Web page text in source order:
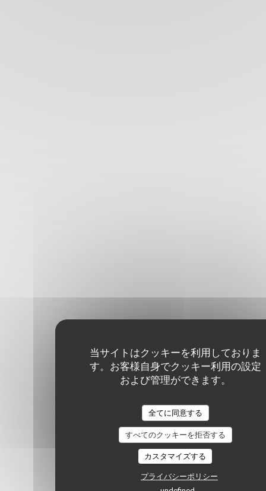
当サイトはクッキーを利用しておりま
す。お客様自身でクッキー利用の設定
および管理ができます。
全てに同意する
すべてのクッキーを拒否する
カスタマイズする
プライバシーポリシー